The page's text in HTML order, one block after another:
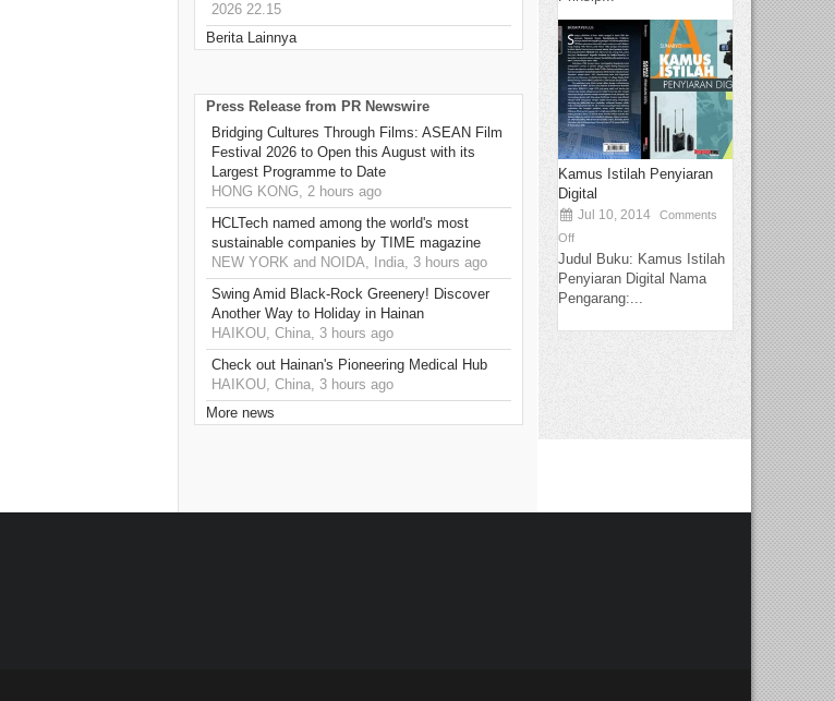
2026 22.15
Berita Lainnya
Press Release from PR Newswire
Bridging Cultures Through Films: ASEAN Film
Festival 2026 to Open this August with its
Largest Programme to Date
HONG KONG, 2 hours ago
HCLTech named among the world's most
sustainable companies by TIME magazine
NEW YORK and NOIDA, India, 3 hours ago
Swing Amid Black‑Rock Greenery! Discover
Another Way to Holiday in Hainan
HAIKOU, China, 3 hours ago
Check out Hainan's Pioneering Medical Hub
HAIKOU, China, 3 hours ago
More news
Kamus Istilah Penyiaran
Digital
Jul 10, 2014
Comments
Off
Judul Buku: Kamus Istilah
Penyiaran Digital Nama
Pengarang:...